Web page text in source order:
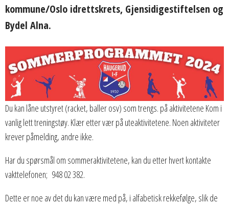
kommune/Oslo idrettskrets, Gjensidigestiftelsen og
Bydel Alna.
Du kan låne utstyret (racket, baller osv) som trengs. på aktivitetene Kom i
vanlig lett treningstøy. Klær etter vær på uteaktivitetene. Noen aktiviteter
krever påmelding, andre ikke.
Har du spørsmål om sommeraktivitetene, kan du etter hvert kontakte
vakttelefonen; 948 02 382.
Dette er noe av det du kan være med på, i alfabetisk rekkefølge, slik de